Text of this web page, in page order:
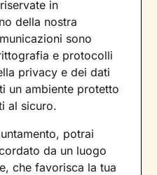
in
della nostra
sono
e protocolli
privacy e dei dati
un ambiente protetto
al sicuro.
potrai
da un luogo
che favorisca la tua